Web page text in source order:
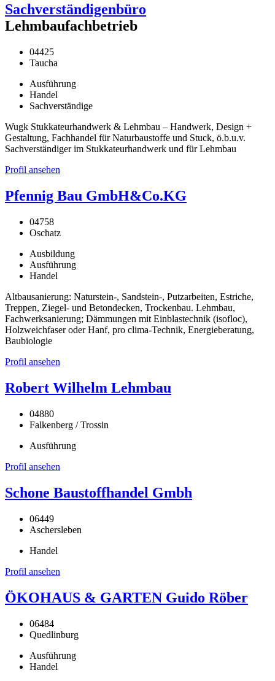
Sachverständigenbüro
Lehmbaufachbetrieb
04425
Taucha
Ausführung
Handel
Sachverständige
Wugk Stukkateurhandwerk & Lehmbau – Handwerk, Design +
Gestaltung, Fachhandel für Naturbaustoffe und Stuck, ö.b.u.v.
Sachverständiger im Stukkateurhandwerk und für Lehmbau
Profil ansehen
Pfennig Bau GmbH&Co.KG
04758
Oschatz
Ausbildung
Ausführung
Handel
Altbausanierung: Naturstein-, Sandstein-, Putzarbeiten, Estriche,
Treppen, Ziegel- und Betondecken, Trockenbau. Lehmbau,
Fachwerksanierung; Dämmungen mit Einblastechnik (isofloc),
Holzweichfaser oder Hanf, pro clima-Technik, Energieberatung,
Baubiologie
Profil ansehen
Robert Wilhelm Lehmbau
04880
Falkenberg / Trossin
Ausführung
Profil ansehen
Schone Baustoffhandel Gmbh
06449
Aschersleben
Handel
Profil ansehen
ÖKOHAUS & GARTEN Guido Röber
06484
Quedlinburg
Ausführung
Handel